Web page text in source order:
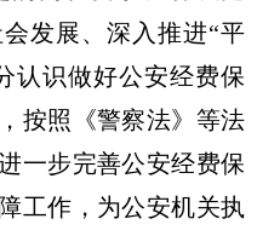
发展、深入推进“平
认识做好公安经费保
按照《警察法》等法
一步完善公安经费保
工作，为公安机关执